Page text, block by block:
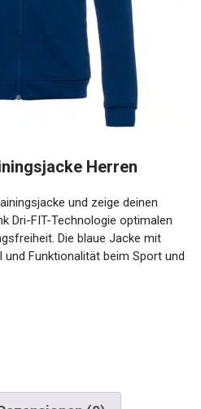
Dri-FIT-Technologie optimalen
Die blaue Jacke mit
und Funktionalität beim Sport
(0)